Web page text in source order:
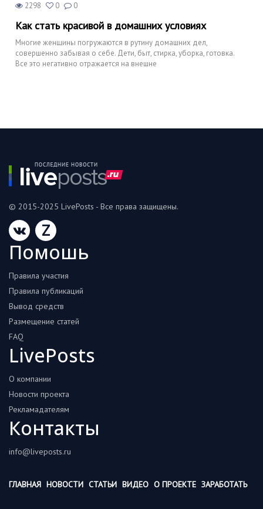
2298 0 0
Как стать красивой в домашних условиях
Многие женщины погружаются в рутину домашних дел,
совершенно забывая о себе. Дети, быт, стирка, уборка, готовка.
Все это негативно отражается на внешне
© 2015-2025 LivePosts - Все права защищены.
Z
Помошь
Правила участия
Правила публикаций
Вывод средств
Размещение статей
FAQ
LivePosts
О компании
Новости проекта
Рекламадателям
Контакты
info@liveposts.ru
ГЛАВНАЯ НОВОСТИ СТАТЬИ ВИДЕО О ПРОЕКТЕ ЗАРАБОТАТЬ